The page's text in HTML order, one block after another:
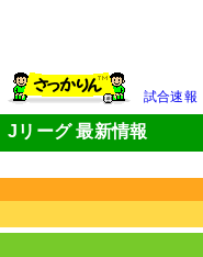
試合速報
Jリーグ 最新情報